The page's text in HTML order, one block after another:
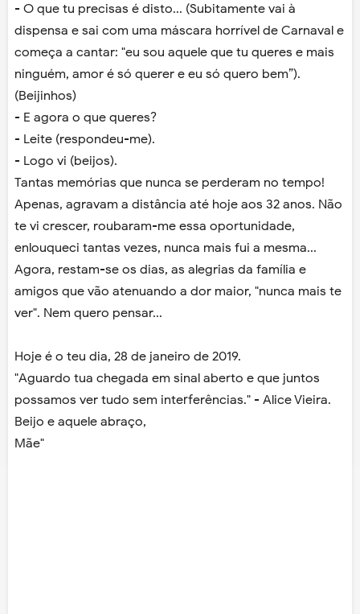
- O que tu precisas é disto... (Subitamente vai à
dispensa e sai com uma máscara horrível de Carnaval e
começa a cantar: "eu sou aquele que tu queres e mais
ninguém, amor é só querer e eu só quero bem”).
(Beijinhos)
- E agora o que queres?
- Leite (respondeu-me).
- Logo vi (beijos).
Tantas memórias que nunca se perderam no tempo!
Apenas, agravam a distância até hoje aos 32 anos. Não
te vi crescer, roubaram-me essa oportunidade,
enlouqueci tantas vezes, nunca mais fui a mesma...
Agora, restam-se os dias, as alegrias da família e
amigos que vão atenuando a dor maior, "nunca mais te
ver". Nem quero pensar...
Hoje é o teu dia, 28 de janeiro de 2019.
"Aguardo tua chegada em sinal aberto e que juntos
possamos ver tudo sem interferências." - Alice Vieira.
Beijo e aquele abraço,
Mãe"